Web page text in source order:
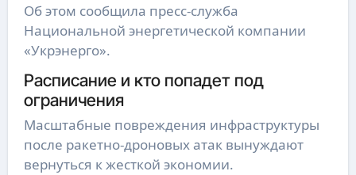
Об этом сообщила пресс-служба
Национальной энергетической компании
«Укрэнерго».
Расписание и кто попадет под
ограничения
Масштабные повреждения инфраструктуры
после ракетно-дроновых атак вынуждают
вернуться к жесткой экономии.